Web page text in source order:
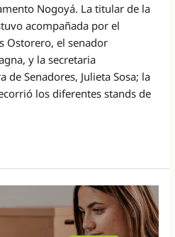
Nogoyá. La titular de la
acompañada por el
Ostorero, el senador
y la secretaria
de Senadores, Julieta Sosa; la
los diferentes stands de